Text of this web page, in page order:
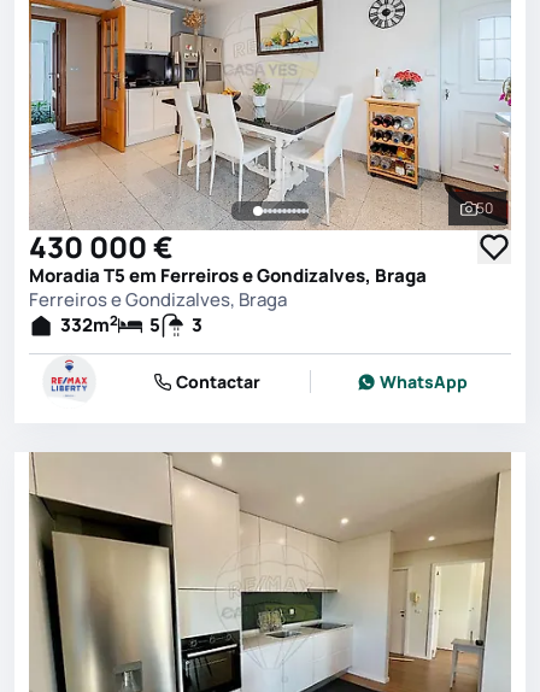
Ver
50
430 000 €
Moradia T5 em Ferreiros e Gondizalves, Braga
Ferreiros e Gondizalves, Braga
332m2 5 3
Contactar WhatsApp